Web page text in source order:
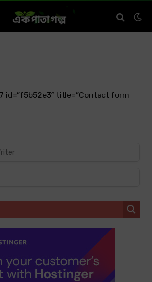
id=”f5b52e3″ title=”Contact form